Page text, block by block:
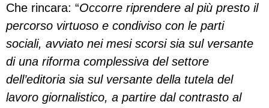
Che rincara: “Occorre riprendere al più presto il
percorso virtuoso e condiviso con le parti
sociali, avviato nei mesi scorsi sia sul versante
di una riforma complessiva del settore
dell’editoria sia sul versante della tutela del
lavoro giornalistico, a partire dal contrasto al